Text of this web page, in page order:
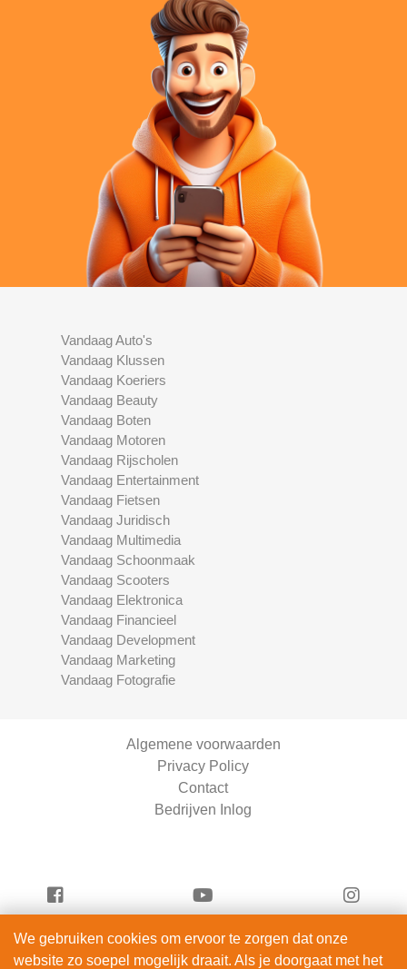
Vandaag Auto's
Vandaag Klussen
Vandaag Koeriers
Vandaag Beauty
Vandaag Boten
Vandaag Motoren
Vandaag Rijscholen
Vandaag Entertainment
Vandaag Fietsen
Vandaag Juridisch
Vandaag Multimedia
Vandaag Schoonmaak
Vandaag Scooters
Vandaag Elektronica
Vandaag Financieel
Vandaag Development
Vandaag Marketing
Vandaag Fotografie
Algemene voorwaarden
Privacy Policy
Contact
Bedrijven Inlog
Vandaag Scooters is onderdeel van
We gebruiken cookies om ervoor te zorgen dat onze
website zo soepel mogelijk draait. Als je doorgaat met het